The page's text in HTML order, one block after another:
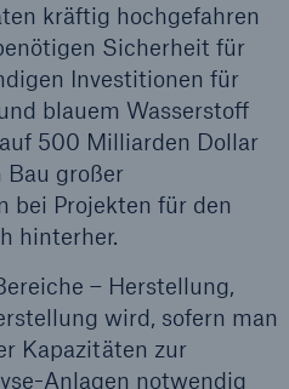
kräftig hochgefahren
Sicherheit für
Investitionen für
blauem Wasserstoff
500 Milliarden Dollar
großer
bei Projekten für den
hinterher.
– Herstellung,
wird, sofern man
Kapazitäten zur
Anlagen notwendig